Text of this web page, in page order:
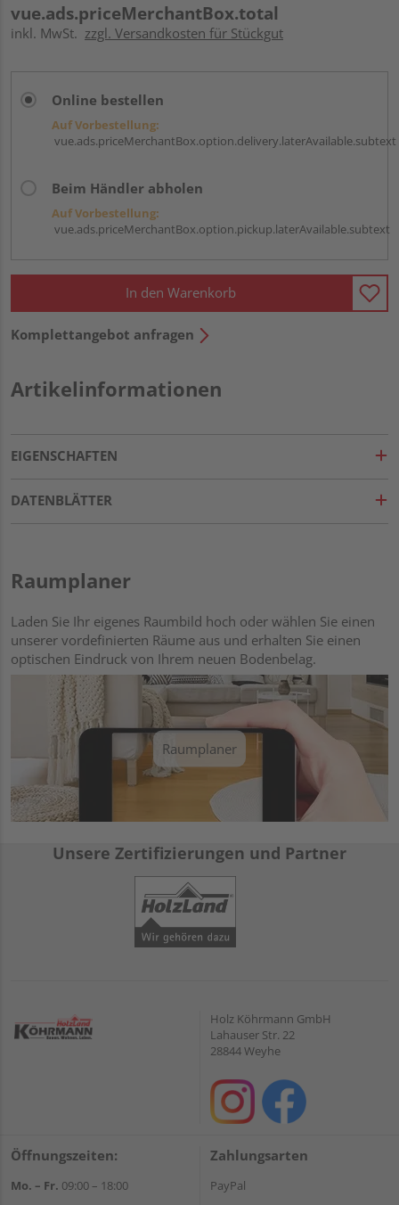
vue.ads.priceMerchantBox.total
inkl. MwSt. zzgl. Versandkosten für Stückgut
Online bestellen
Auf Vorbestellung:
vue.ads.priceMerchantBox.option.delivery.laterAvailable.subtext
Beim Händler abholen
Auf Vorbestellung:
vue.ads.priceMerchantBox.option.pickup.laterAvailable.subtext
In den Warenkorb
Komplettangebot anfragen
Artikelinformationen
EIGENSCHAFTEN
DATENBLÄTTER
Raumplaner
Laden Sie Ihr eigenes Raumbild hoch oder wählen Sie einen
unserer vordefinierten Räume aus und erhalten Sie einen
optischen Eindruck von Ihrem neuen Bodenbelag.
Raumplaner
Unsere Zertifizierungen und Partner
Holz Köhrmann GmbH
Lahauser Str. 22
28844 Weyhe
Öffnungszeiten:
Mo. – Fr. 09:00 – 18:00
Zahlungsarten
PayPal